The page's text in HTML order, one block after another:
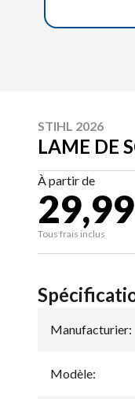
STIHL 2026
LAME DE
À partir de
Tous frais inclus
Manufacturier:
Modèle: